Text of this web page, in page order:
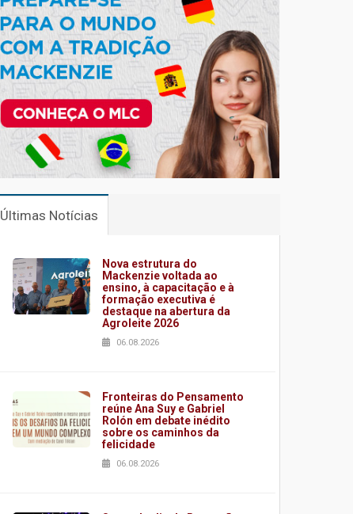
Últimas Notícias
Nova estrutura do
Mackenzie voltada ao
ensino, à capacitação e à
formação executiva é
destaque na abertura da
Agroleite 2026
06.08.2026
Fronteiras do Pensamento
reúne Ana Suy e Gabriel
Rolón em debate inédito
sobre os caminhos da
felicidade
06.08.2026